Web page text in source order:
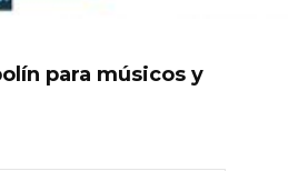
para músicos y